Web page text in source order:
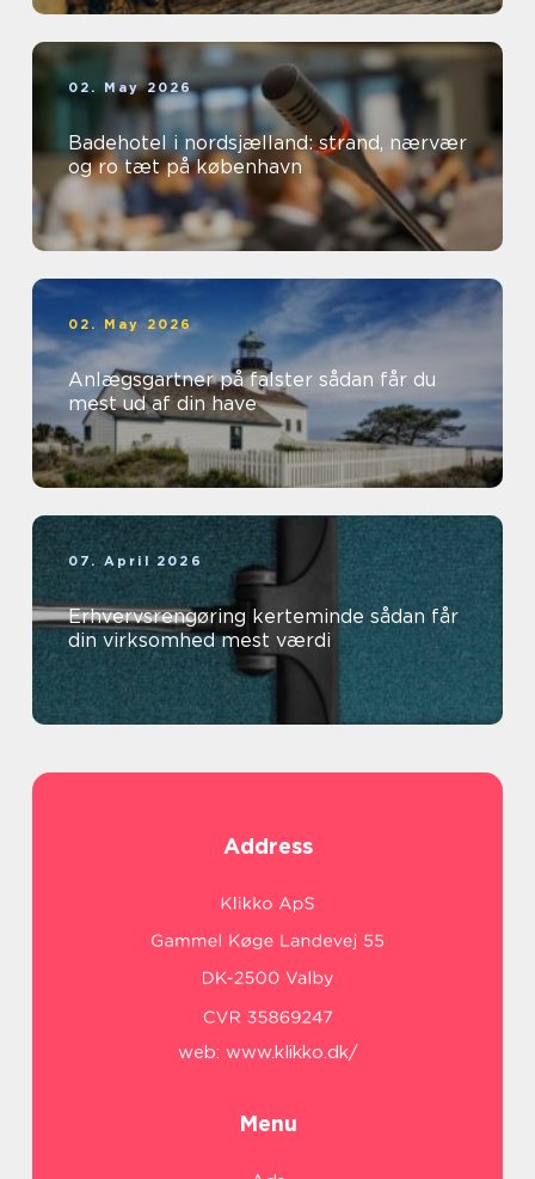
02. May 2026
Badehotel i nordsjælland: strand, nærvær
og ro tæt på københavn
02. May 2026
Anlægsgartner på falster sådan får du
mest ud af din have
07. April 2026
Erhvervsrengøring kerteminde sådan får
din virksomhed mest værdi
Address
web: www.klikko.dk/
Menu